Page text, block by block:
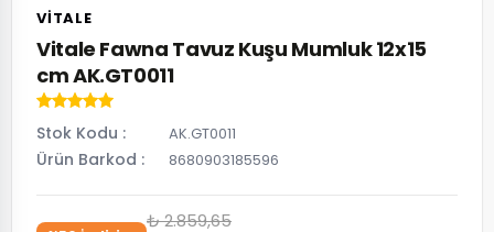
VITALE
Vitale Fawna Tavuz Kuşu Mumluk 12x15
cm AK.GT0011
Stok Kodu AK.GT0011
Ürün Barkod 8680903185596
₺ 2.859,65